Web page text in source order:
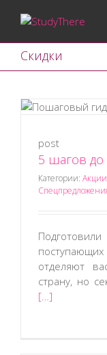
Скидки
post
5 шагов
Категории:
отделяют
страну, но
[…]